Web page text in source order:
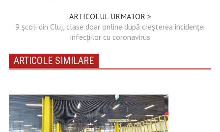
ARTICOLUL URMATOR >
9 școli din Cluj, clase doar online după creșterea incidenței
infecțiilor cu coronavirus
ARTICOLE SIMILARE